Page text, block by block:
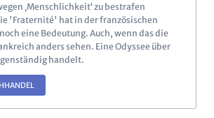
‚Menschlichkeit‘ zu bestrafen
'Fraternité' hat in der französischen
eine Bedeutung. Auch, wenn das die
anders sehen. Eine Odyssee über
handelt.